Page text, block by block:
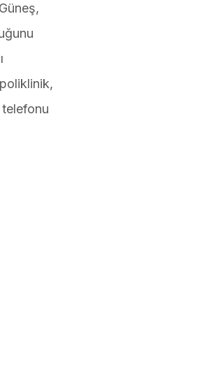
poliklinik,
telefonu